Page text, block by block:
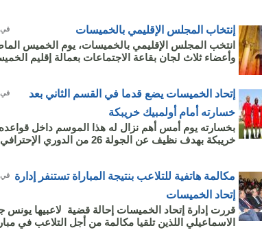
إنتخاب المجلس الإقليمي بالخميسات
انتخب المجلس الإقليمي بالخميسات، يوم الخميس
وأعضاء ثلاث لجان بقاعة الاجتماعات بعمالة إقليم
في 05/11/2015 على 14h45
إتحاد الخميسات يضع قدما في القسم الثاني بعد
خسارته أمام أولمبيك خريبكة
بخسارته يوم أمس أهم نزال له هذا الموسم داخل قواعده
خريبكة بهدف نظيف عن الجولة 26 من الدوري الإحترافي المغربي، يكون...
في 26/04/2015 على 17h46
مكالمة هاتفية للتلاعب بنتيجة المباراة تستنفر إدارة
إتحاد الخميسات
قررت إدارة إتحاد الخميسات إحالة قضية لاعبيها يونس
الاسماعيلي اللذين تلقيا مكالمة من أجل التلاعب في
في 27/03/2015 على 23h43